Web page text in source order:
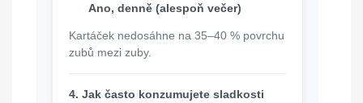
Ano, denně (alespoň večer)
Kartáček nedosáhne na 35–40 % povrchu
zubů mezi zuby.
4. Jak často konzumujete sladkosti